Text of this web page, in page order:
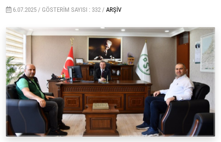
6.07.2025 / GÖSTERIM SAYISI : 332 / ARŞIV